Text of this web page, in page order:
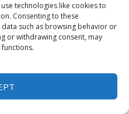
technologies like cookies to
Consenting to these
such as browsing behavior or
or withdrawing consent, may
limpia vidrios
empleo donde espera